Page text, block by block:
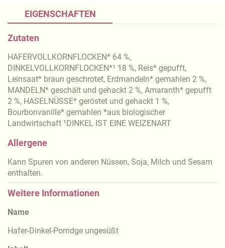
EIGENSCHAFTEN
Zutaten
HAFERVOLLKORNFLOCKEN* 64 %,
DINKELVOLLKORNFLOCKEN*¹ 18 %, Reis* gepufft,
Leinsaat* braun geschrotet, Erdmandeln* gemahlen 2 %,
MANDELN* geschält und gehackt 2 %, Amaranth* gepufft
2 %, HASELNÜSSE* geröstet und gehackt 1 %,
Bourbonvanille* gemahlen *aus biologischer
Landwirtschaft ¹DINKEL IST EINE WEIZENART
Allergene
Kann Spuren von anderen Nüssen, Soja, Milch und Sesam
enthalten.
Weitere Informationen
Name
Hafer-Dinkel-Porridge ungesüßt